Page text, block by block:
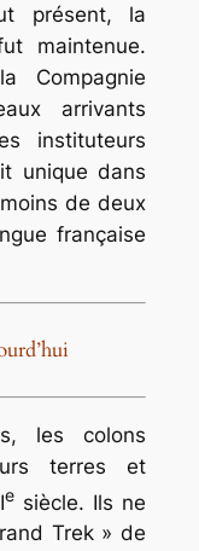
présent, la
maintenue.
Compagnie
arrivants
instituteurs
unique dans
moins de deux
française
les colons
terres et
e siècle. Ils ne
Trek » de